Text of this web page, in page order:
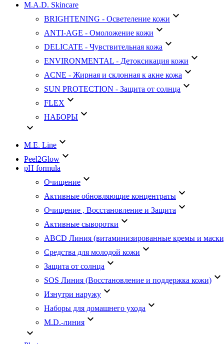
M.A.D. Skincare
BRIGHTENING - Осветеление кожи keyboard_arrow_down
ANTI-AGE - Омоложение кожи keyboard_arrow_down
DELICATE - Чувствительная кожа keyboard_arrow_down
ENVIRONMENTAL - Детоксикация кожи keyboard_arrow_down
АCNE - Жирная и склонная к акне кожа keyboard_arrow_down
SUN PROTECTION - Защита от солнца keyboard_arrow_down
FLEX keyboard_arrow_down
НАБОРЫ keyboard_arrow_down
keyboard_arrow_down
M.E. Line keyboard_arrow_down
Peel2Glow keyboard_arrow_down
pH formula
Очищение keyboard_arrow_down
Активные обновляющие концентраты keyboard_arrow_down
Очищение , Восстановление и Защита keyboard_arrow_down
Активные сыворотки keyboard_arrow_down
АВСD Линия (витаминизированные кремы и
Средства для молодой кожи keyboard_arrow_down
Защита от солнца keyboard_arrow_down
SOS Линия (Восстановление и поддержка кожи) keyboard_arrow_down
Изнутри наружу keyboard_arrow_down
Наборы для домашнего ухода keyboard_arrow_down
M.D.-линия keyboard_arrow_down
keyboard_arrow_down